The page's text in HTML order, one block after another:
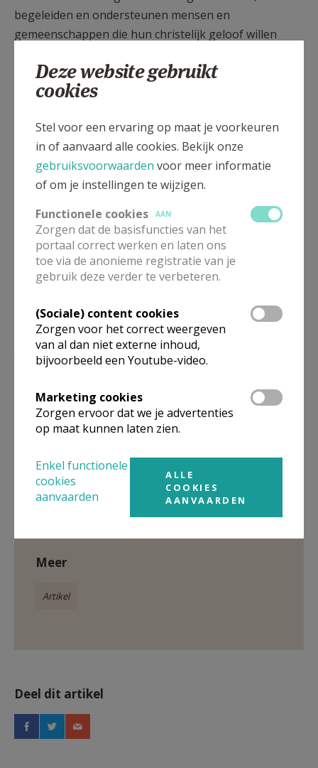
begeleiden en ondersteunen mensen en
gemeenschappen die hun christelijk geloof willen
getuigen. Zij ondersteunen vrijwilligers, organiseren
ontmoetingsmomenten en ontwikkelen vernieuwend
Vlaanderen vorming over Bijbel, spiritualiteit, actuele
ethische vragen, interreligieuze dialoog, …
In 2018 is CCV op die manieral 45 jaar een
vormingswerk.
Om dit werk ook verder waar te maken, durven we
rekenen op jouw steun. Jouw gift komt integraal
terecht!
Heel veel dank!
Hoe kan ik steunen?
Schenk een legaat
Gepubliceerd door
CCV - Christelijke Cultuur Vandaag
Meer
Artikel
Deel dit artikel
Deze website gebruikt
cookies
Stel voor een ervaring op maat je voorkeuren
in of aanvaard alle cookies. Bekijk onze
gebruiksvoorwaarden voor meer informatie
of om je instellingen te wijzigen.
Functionele cookies
AAN
Zorgen dat de basisfuncties van het
portaal correct werken en laten ons
toe via de anonieme registratie van je
gebruik deze verder te verbeteren.
(Sociale) content cookies
Zorgen voor het correct weergeven
van al dan niet externe inhoud,
bijvoorbeeld een Youtube-video.
Marketing cookies
Zorgen ervoor dat we je advertenties
op maat kunnen laten zien.
Enkel functionele
cookies
aanvaarden
ALLE
COOKIES
AANVAARDEN